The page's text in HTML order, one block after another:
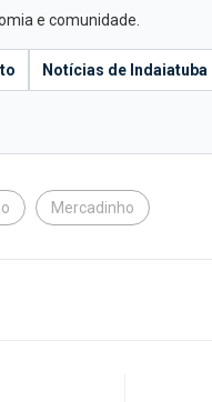
e comunidade.
Notícias de Indaiatuba
Mercadinho